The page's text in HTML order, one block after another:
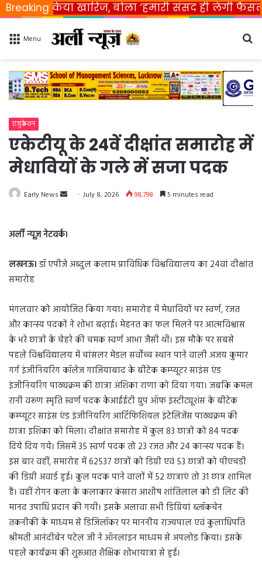
Breakingखारिज, बोला ‘हमारी संसद ही लेगी फैसला’
Menu
एजुकेशन
एकेटीयू के 24वें दीक्षांत समारोह में
मेधावियों के गले में सजा पदक
Early News
n
a
l
July 8, 2026 98,798 5 minutes read
अर्ली न्यूज़ नेटवर्क।
लखनऊ। डॉ एपीजे अब्दुल कलाम प्राविधिक विश्वविद्यालय का 24वां दीक्षांत
समारोह
मंगलवार को आयोजित किया गया। समारोह में मेधावियों पर स्वर्ण, रजत
और कान्स्य पदकों ने शोभा बढ़ाई। मेहनत का फल मिलने पर आत्मविश्वास
के भरे छात्रों के चेहरे की चमक स्वर्ण आभा जैसी थी। इस मौके पर सबसे
पहले विश्वविद्यालय में चांसलर मेडल सर्वोच्च स्थान पाने वाली अजय कुमार
गर्ग इंजीनियरिंग कॉलेज गाजियाबाद के बीटेक कम्प्यूटर साइंस एंड
इंजीनियरिंग पाठ्यक्रम की छात्रा अंशिका राणा को दिया गया। जबकि कमल
रानी वरूण स्मृति स्वर्ण पदक केआईईटी ग्रुप ऑफ इंस्टीट्यूशंस के बीटेक
कम्प्यूटर साइंस एंड इंजीनियरिंग आर्टिफिशियल इंटेलिजेंस पाठ्यक्रम की
छात्रा इशिका को मिला। दीक्षांत समारोह में कुल 83 छात्रों को 84 पदक
दिये दिय गये। जिसमें 35 स्वर्ण पदक तो 23 रजत और 24 कान्स्य पदक हैं।
इस बार वहीं, समारोह में 62537 छात्रों को डिग्री एवं 53 छात्रों को पीएचडी
की डिग्री अवार्ड हुई। कुल पदक पाने वालों में 52 छात्राएं तो 31 छात्र शामिल
हैं। वहीं रोगन कला के कलाकार कंसारा आशीष शांतिलाल को डी लिट की
मानद उपाधि प्रदान की गयी। इसके अलावा सभी डिग्रियां ब्लॉकचेन
तकनीकी के माध्यम से डिजिलॉकर पर माननीय राज्यपाल एवं कुलाधिपति
श्रीमती आनंदीबेन पटेल जी ने ऑनलाइन माध्यम से अपलोड किया। इसके
पहले कार्यक्रम की शुरूआत शैक्षिक शोभायात्रा से हुई।